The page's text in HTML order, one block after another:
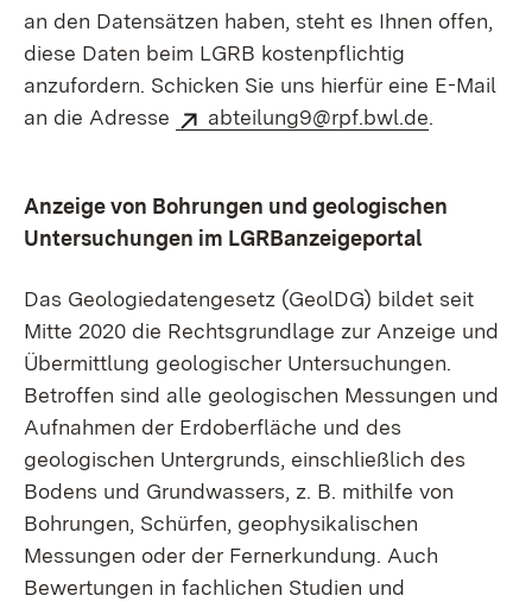
an den Datensätzen haben, steht es Ihnen offen,
diese Daten beim LGRB kosten­pflichtig
anzufordern. Schicken Sie uns hierfür eine E-Mail
an die Adresse
abteilung9@rpf.bwl.de.
Anzeige von Bohrungen und geologischen
Untersuchungen im LGRBanzeigeportal
Das Geologiedatengesetz (GeolDG) bildet seit
Mitte 2020 die Rechtsgrundlage zur Anzeige und
Übermittlung geologischer Untersuchungen.
Betroffen sind alle geologischen Messungen und
Aufnahmen der Erdoberfläche und des
geologischen Untergrunds, einschließlich des
Bodens und Grundwassers, z. B. mithilfe von
Bohrungen, Schürfen, geo­physikalischen
Messungen oder der Fernerkundung. Auch
Bewertungen in fachlichen Studien und